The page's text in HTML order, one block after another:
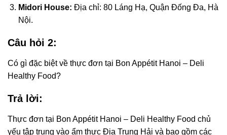
Midori House: Địa chỉ: 80 Láng Hạ, Quận Đống Đa, Hà
Nội.
Câu hỏi 2:
Có gì đặc biệt về thực đơn tại Bon Appétit Hanoi – Deli
Healthy Food?
Trả lời:
Thực đơn tại Bon Appétit Hanoi – Deli Healthy Food chủ
yếu tập trung vào ẩm thực Địa Trung Hải và bao gồm các